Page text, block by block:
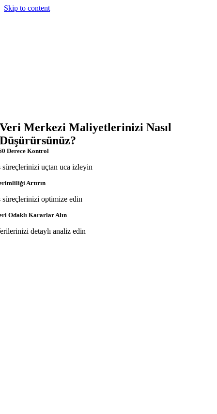
Skip to content
Veri Merkezi Maliyetlerinizi Nasıl
Düşürürsünüz?
Derece Kontrol
süreçlerinizi uçtan uca izleyin
Artırın
süreçlerinizi optimize edin
Odaklı Kararlar Alın
detaylı analiz edin